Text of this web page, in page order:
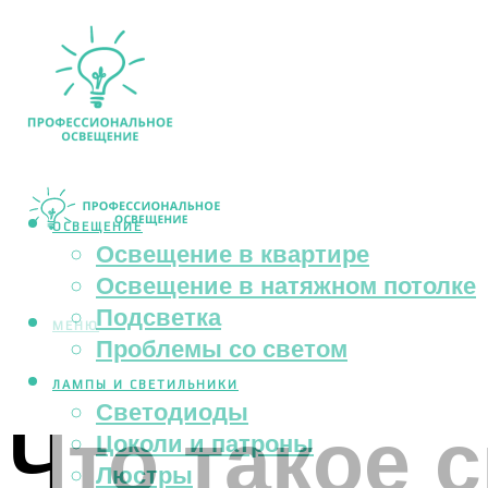
ОСВЕЩЕНИЕ
Освещение в квартире
Освещение в натяжном потолке
Подсветка
Проблемы со светом
ЛАМПЫ И СВЕТИЛЬНИКИ
Светодиоды
Цоколи и патроны
Люстры
МЕНЮ
Что такое